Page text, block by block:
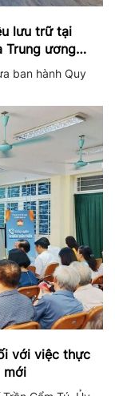
lưu trữ tại
Trung ương
ban hành Quy
với việc thực
mới